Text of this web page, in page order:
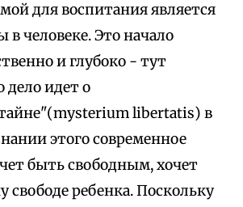
для воспитания является
в человеке. Это начало
и глубоко - тут
дело идет о
libertatis) в
этого современное
быть свободным, хочет
свободе ребенка. Поскольку